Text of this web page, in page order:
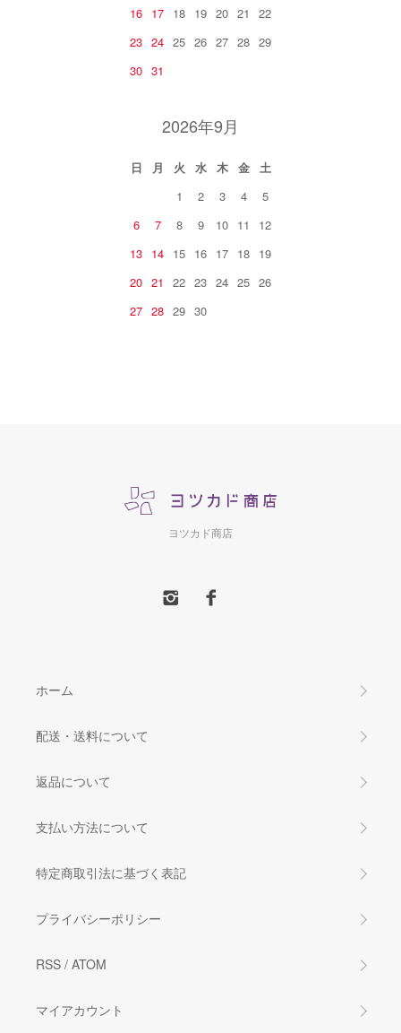
16 17 18 19 20 21
22
23 24 25 26 27 28 29
30 31
2026年9月
日 月 火 水 木 金
土
1
2 3 4
5
6
7 8 9 10 11
12
13 14 15 16 17 18 19
20 21 22 23 24 25 26
27 28 29 30
ヨツカド商店
ホーム
配送・送料について
返品について
支払い方法について
特定商取引法に基づく表記
プライバシーポリシー
RSS / ATOM
マイアカウント